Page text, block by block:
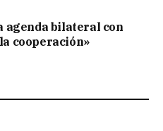
agenda bilateral con
cooperación»